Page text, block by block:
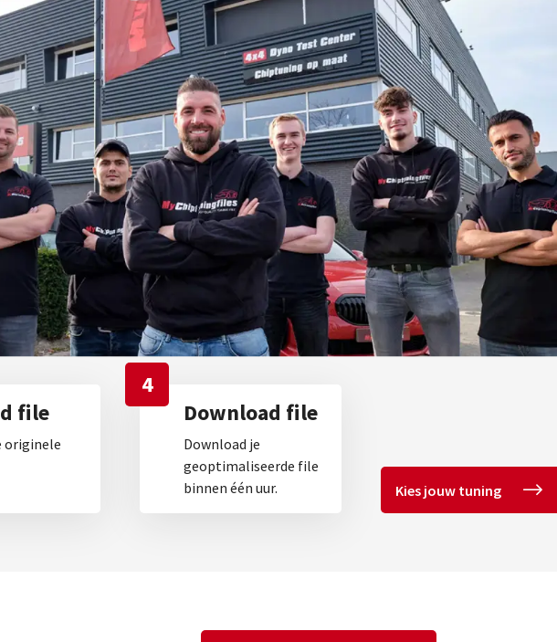
file
originele
4
Download file
Download je
geoptimaliseerde file
binnen één uur.
Kies jouw tuning